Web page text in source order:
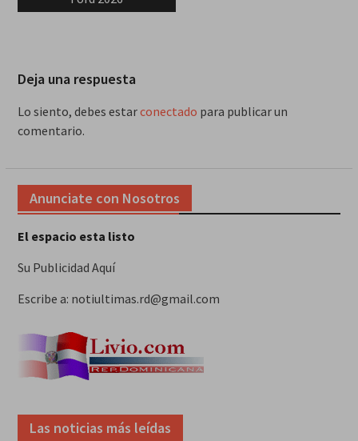
Deja una respuesta
Lo siento, debes estarconectado para publicar un
comentario.
Anunciate con Nosotros
El espacio esta listo
Su Publicidad Aquí
Escribe a: notiultimas.rd@gmail.com
Las noticias más leídas